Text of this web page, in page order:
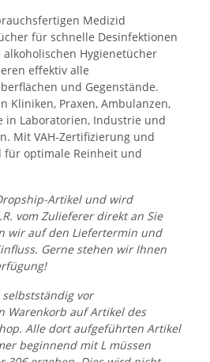
Medizid
für schnelle Desinfektionen
Hygienetücher
effektiv alle
und Gegenstände.
Kliniken, Praxen, Ambulanzen,
in Laboratorien, Industrie und
Mit VAH-Zertifizierung und
für optimale Reinheit und
Artikel und wird
vom Zulieferer direkt an Sie
wir auf den Liefertermin und
Gerne stehen wir Ihnen
vor
Warenkorb auf Artikel des
Alle dort aufgeführten Artikel
beginnend mit L müssen